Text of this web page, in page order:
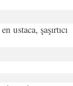
ustaca, şaşırtıcı